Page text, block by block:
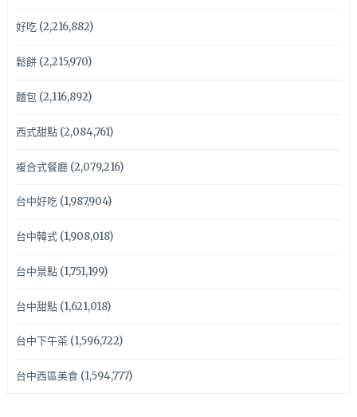
好吃(2,216,882)
鬆餅(2,215,970)
麵包(2,116,892)
西式甜點(2,084,761)
複合式餐廳(2,079,216)
台中好吃(1,987,904)
台中韓式(1,908,018)
台中景點(1,751,199)
台中甜點(1,621,018)
台中下午茶(1,596,722)
台中西區美食(1,594,777)